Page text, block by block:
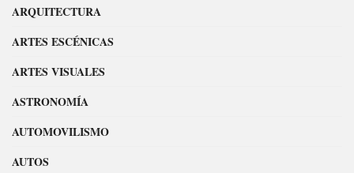
ARQUITECTURA
ARTES ESCÉNICAS
ARTES VISUALES
ASTRONOMÍA
AUTOMOVILISMO
AUTOS